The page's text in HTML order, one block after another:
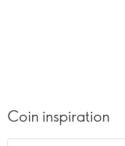
Coin inspiration